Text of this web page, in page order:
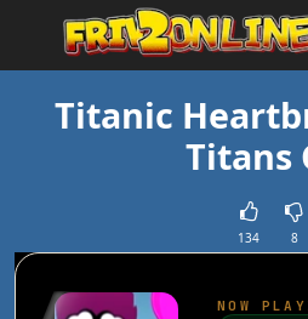
Titanic
Titans
134 8